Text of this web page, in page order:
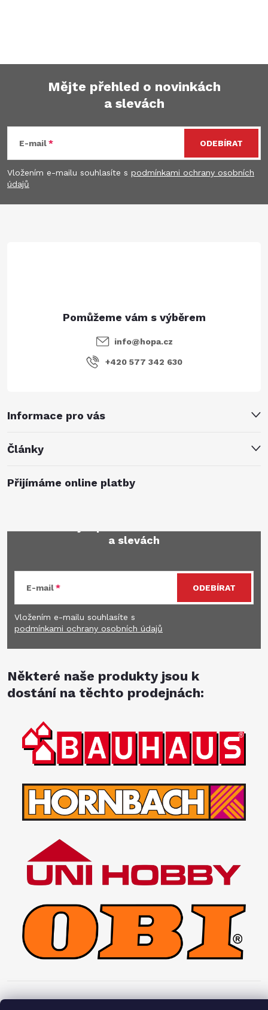
p
a
Mějte přehled o novinkách
a slevách
E-mail
Vložením e-mailu souhlasíte s podmínkami ochrany osobních
údajů
ODEBÍRAT
Informace pro vás
Články
info@hopa.cz
+420 577 342 630
Přijímáme online platby
a slevách
E-mail
Vložením e-mailu souhlasíte s
podmínkami ochrany osobních údajů
ODEBÍRAT
Některé naše produkty jsou k
dostání na těchto prodejnách: